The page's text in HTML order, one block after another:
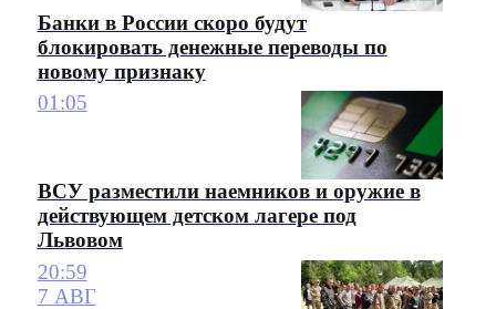
Банки в России скоро будут
блокировать денежные переводы по
новому признаку
01:05
ВСУ разместили наемников и оружие в
действующем детском лагере под
Львовом
20:59
7 АВГ